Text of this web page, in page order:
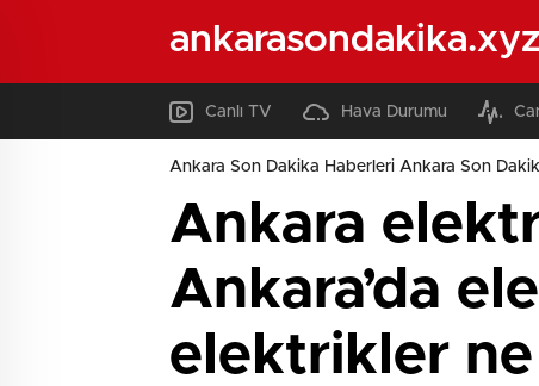
ankarasondakika.xyz
Canlı TV Hava Durumu
Ankara Son Dakika Haberleri Ankara Son
Ankara
Ankara’da
elektrikler